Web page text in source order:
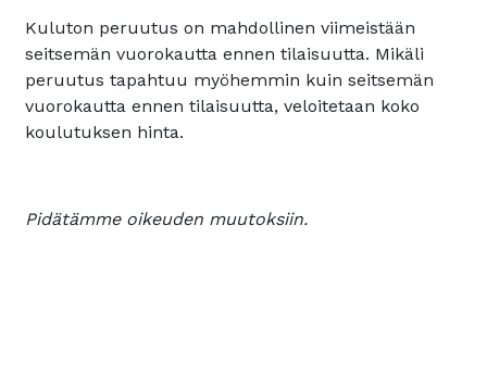
Kuluton peruutus on mahdollinen viimeistään
seitsemän vuorokautta ennen tilaisuutta. Mikäli
peruutus tapahtuu myöhemmin kuin seitsemän
vuorokautta ennen tilaisuutta, veloitetaan koko
koulutuksen hinta.
Pidätämme oikeuden muutoksiin.